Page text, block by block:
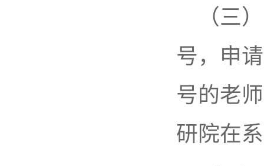
（三
号，申
号的老
研院在